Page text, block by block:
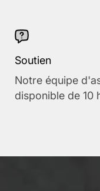
Soutien
Notre équipe
disponible de 10